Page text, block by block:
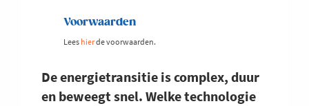
De energietransitie is complex, duur
en beweegt snel. Welke technologie
Voorwaarden
Lees hierde voorwaarden.